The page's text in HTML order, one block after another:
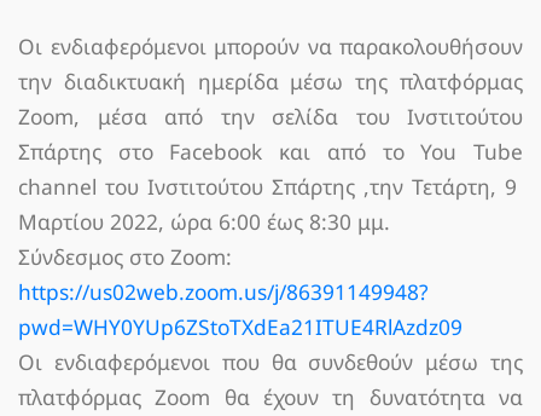
Οι ενδιαφερόμενοι μπορούν να παρακολουθήσουν
την διαδικτυακή ημερίδα μέσω της πλατφόρμας
Zoοm, μέσα από την σελίδα του Ινστιτούτου
Σπάρτης στο Facebook και από το You Tube
channel του Ινστιτούτου Σπάρτης ,την Τετάρτη, 9
Μαρτίου 2022, ώρα 6:00 έως 8:30 μμ.
Σύνδεσμος στο Zoom:
https://us02web.zoom.us/j/86391149948?
pwd=WHY0YUp6ZStoTXdEa21ITUE4RlAzdz09
Οι ενδιαφερόμενοι που θα συνδεθούν μέσω της
πλατφόρμας Zoom θα έχουν τη δυνατότητα να